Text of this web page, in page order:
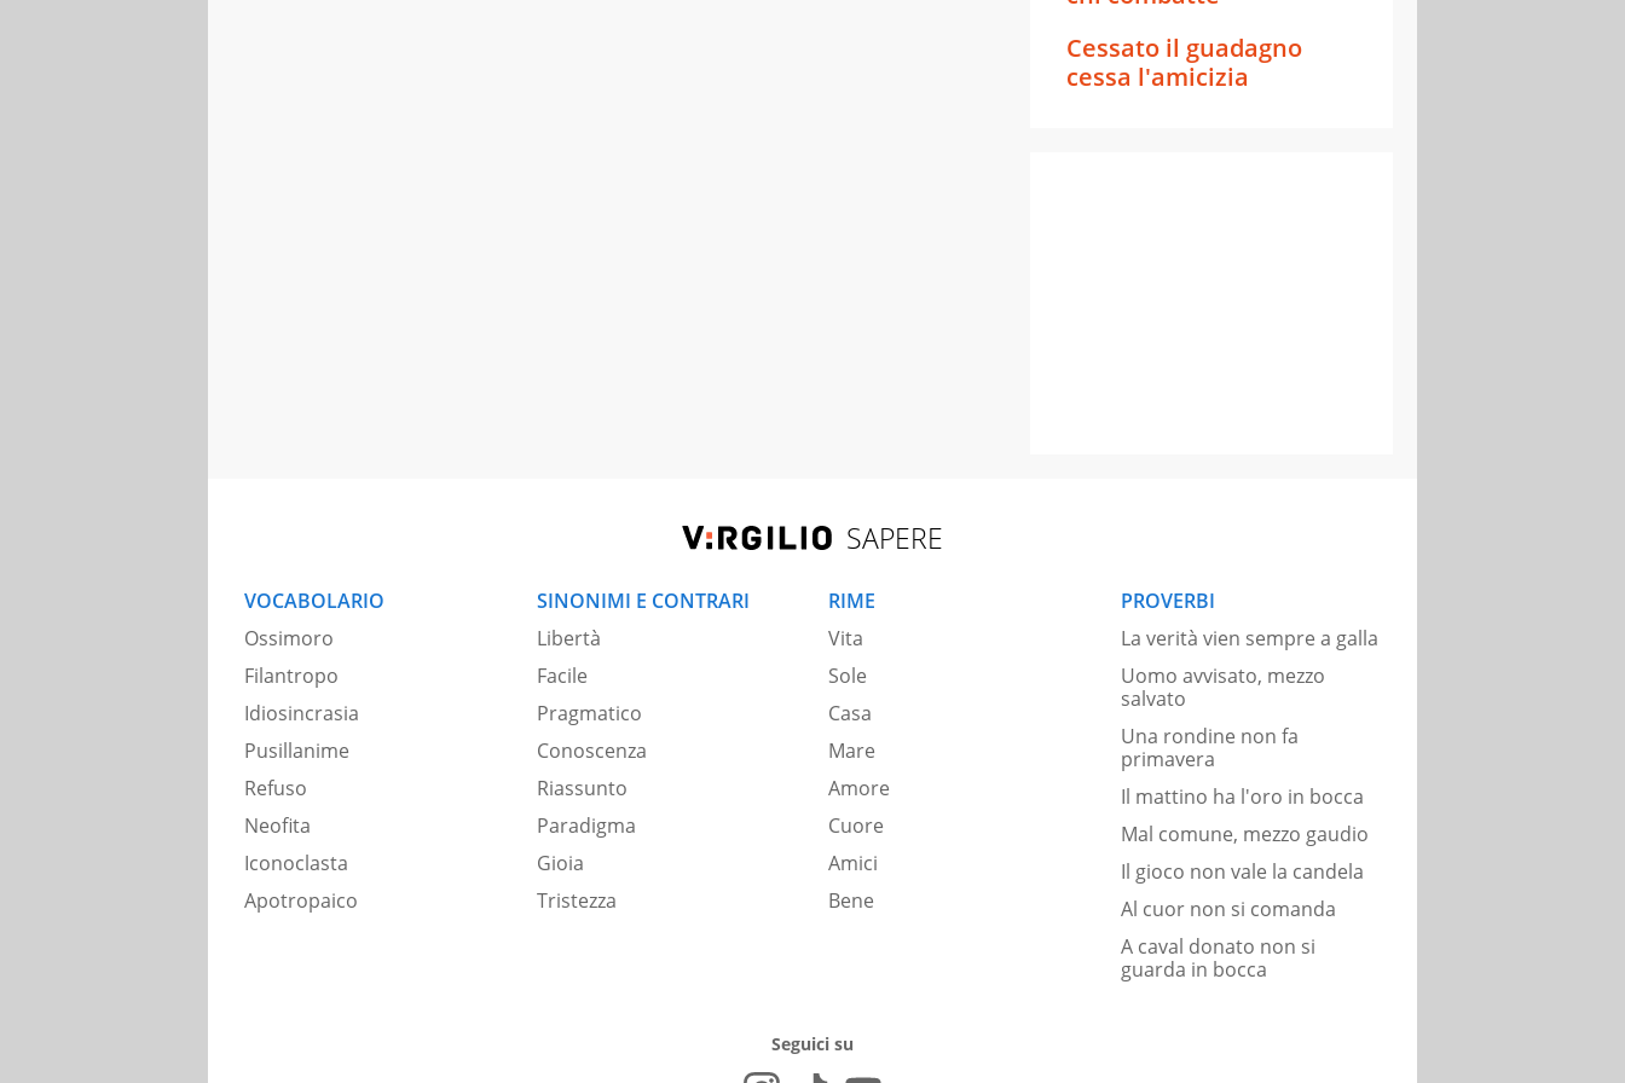
Cessato il guadagno
cessa l'amicizia
SAPERE
VOCABOLARIO
Ossimoro
Filantropo
Idiosincrasia
Pusillanime
Refuso
Neofita
Iconoclasta
Apotropaico
SINONIMI E CONTRARI
Libertà
Facile
Pragmatico
Conoscenza
Riassunto
Paradigma
Gioia
Tristezza
RIME
Vita
Sole
Casa
Mare
Amore
Cuore
Amici
Bene
PROVERBI
La verità vien sempre a galla
Uomo avvisato, mezzo
salvato
Una rondine non fa
primavera
Il mattino ha l'oro in bocca
Mal comune, mezzo gaudio
Il gioco non vale la candela
Al cuor non si comanda
A caval donato non si
guarda in bocca
Seguici su